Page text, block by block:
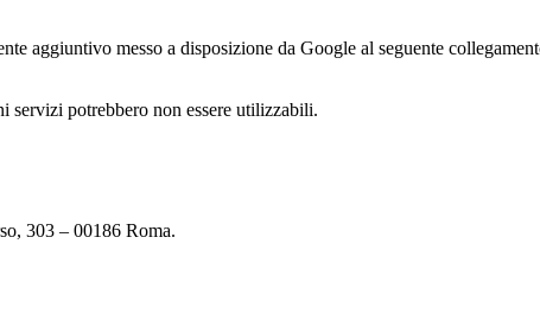
aggiuntivo messo a disposizione da Google al seguente
servizi potrebbero non essere utilizzabili.
303 – 00186 Roma.